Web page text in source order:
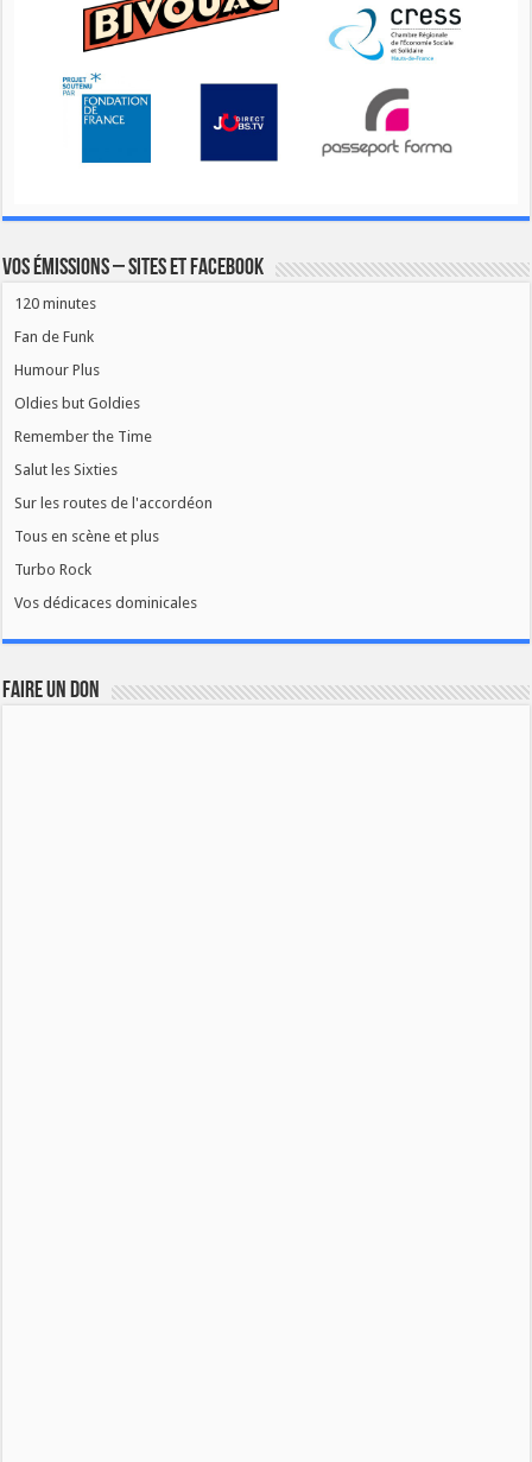
Vos émissions – Sites et Facebook
120 minutes
Fan de Funk
Humour Plus
Oldies but Goldies
Remember the Time
Salut les Sixties
Sur les routes de l'accordéon
Tous en scène et plus
Turbo Rock
Vos dédicaces dominicales
FAIRE UN DON